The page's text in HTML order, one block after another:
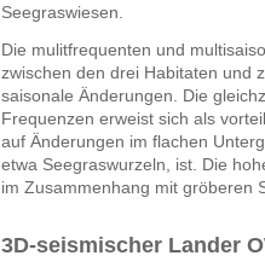
Seegraswiesen.
Die mulitfrequenten und
zwischen den drei Habitaten und
saisonale Änderungen. Die
Frequenzen erweist sich als
auf Änderungen im flachen
etwa Seegraswurzeln, ist. Die
im Zusammenhang mit gröberen
3D-seismischer Lander